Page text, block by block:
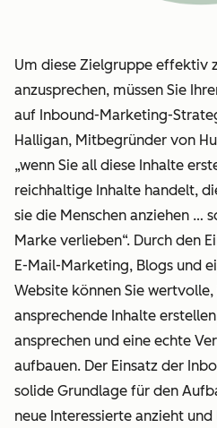
Um diese Zielgruppe effektiv
anzusprechen, müssen Sie
auf Inbound-Marketing-
Halligan, Mitbegründer von
„wenn Sie all diese Inhalte
reichhaltige Inhalte handelt,
sie die Menschen anziehen …
Marke verlieben“. Durch den
E-Mail-Marketing, Blogs und
Website können Sie
ansprechende Inhalte
ansprechen und eine echte
aufbauen. Der Einsatz der
solide Grundlage für den
neue Interessierte anzieht